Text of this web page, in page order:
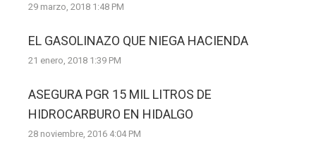
29 marzo, 2018 1:48 PM
EL GASOLINAZO QUE NIEGA HACIENDA
21 enero, 2018 1:39 PM
ASEGURA PGR 15 MIL LITROS DE
HIDROCARBURO EN HIDALGO
28 noviembre, 2016 4:04 PM